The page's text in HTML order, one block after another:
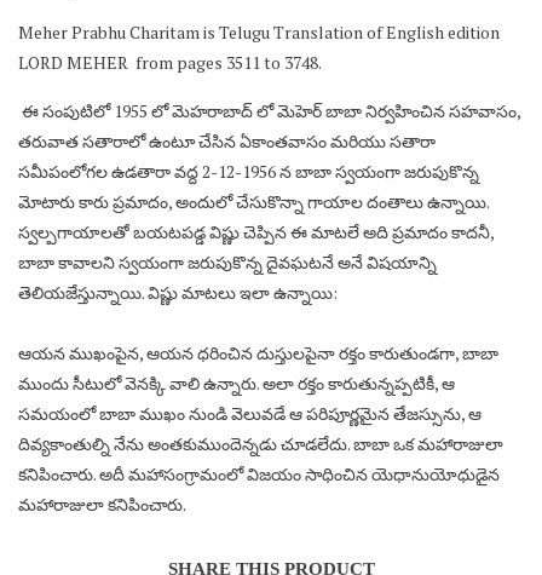
Meher Prabhu Charitam is Telugu Translation of English edition
LORD MEHER from pages 3511 to 3748.
ఈ సంపుటిలో 1955 లో మెహరాబాద్ లో మెహెర్ బాబా నిర్వహించిన సహవాసం,
తరువాత సతారాలో ఉంటూ చేసిన ఏకాంతవాసం మరియు సతారా
సమీపంలోగల ఉడతారా వద్ద 2-12-1956 న బాబా స్వయంగా జరుపుకొన్న
మోటారు కారు ప్రమాదం, అందులో చేసుకొన్నా గాయాల దంతాలు ఉన్నాయి.
స్వల్పగాయాలతో బయటపడ్డ విష్ణు చెప్పిన ఈ మాటలే అది ప్రమాదం కాదనీ,
బాబా కావాలని స్వయంగా జరుపుకొన్న దైవఘటనే అనే విషయాన్ని
తెలియజేస్తున్నాయి. విష్ణు మాటలు ఇలా ఉన్నాయి:
ఆయన ముఖంపైన, ఆయన ధరించిన దుస్తులపైనా రక్తం కారుతుండగా, బాబా
ముందు సీటులో వెనక్కి వాలి ఉన్నారు. అలా రక్తం కారుతున్నప్పటికీ, ఆ
సమయంలో బాబా ముఖం నుండి వెలువడే ఆ పరిపూర్ణమైన తేజస్సును, ఆ
దివ్యకాంతుల్ని నేను అంతకుముందెన్నడు చూడలేదు. బాబా ఒక మహారాజులా
కనిపించారు. అదీ మహాసంగ్రామంలో విజయం సాధించిన యెధానుయోధుడైన
మహారాజులా కనిపించారు.
SHARE THIS PRODUCT
Notifier
Web Push, Email, SMS